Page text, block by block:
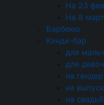
На 23
На 8
Барбекю
Кэнди-бар
для
для
на
на
на
Юбилей — не просто
дата, которую помнят
должно быть на
большинство
подать, как накрыть,
здесь чаще всего
Сколько закусок
официантов, а когда
23.07.2026 13:00